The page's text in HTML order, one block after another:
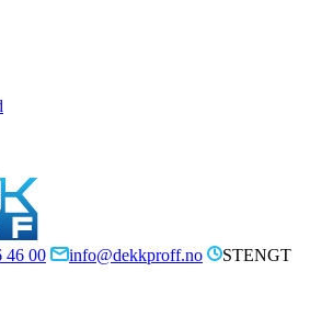
46 00 info@dekkproff.no
STENGT